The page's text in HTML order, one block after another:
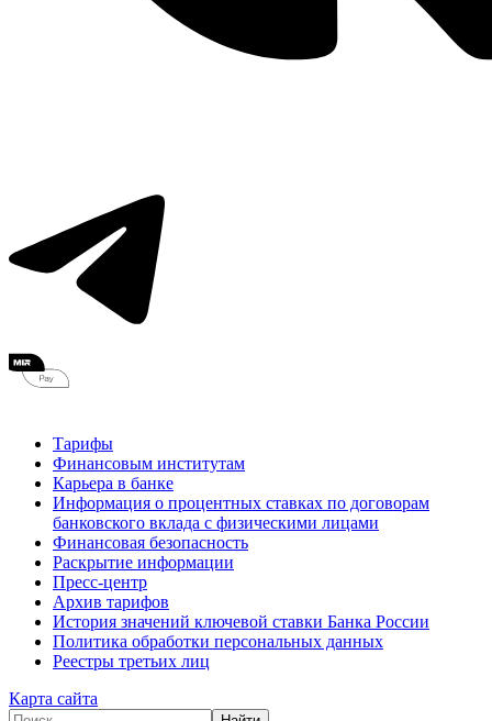
Тарифы
Финансовым институтам
Карьера в банке
Информация о процентных ставках по договорам
банковского вклада с физическими лицами
Финансовая безопасность
Раскрытие информации
Пресс-центр
Архив тарифов
История значений ключевой ставки Банка России
Политика обработки персональных данных
Реестры третьих лиц
Карта сайта